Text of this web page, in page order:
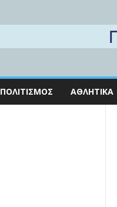
ΠΟΛΙΤΙΣΜΌΣ ΑΘΛΗΤΙΚΆ